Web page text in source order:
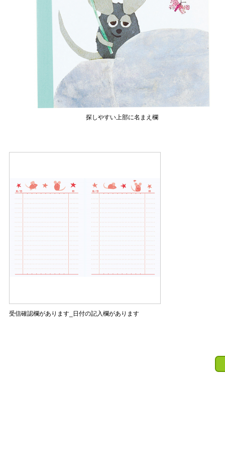
探しやすい上部に名まえ欄
受信確認欄があります_日付の記入欄があります